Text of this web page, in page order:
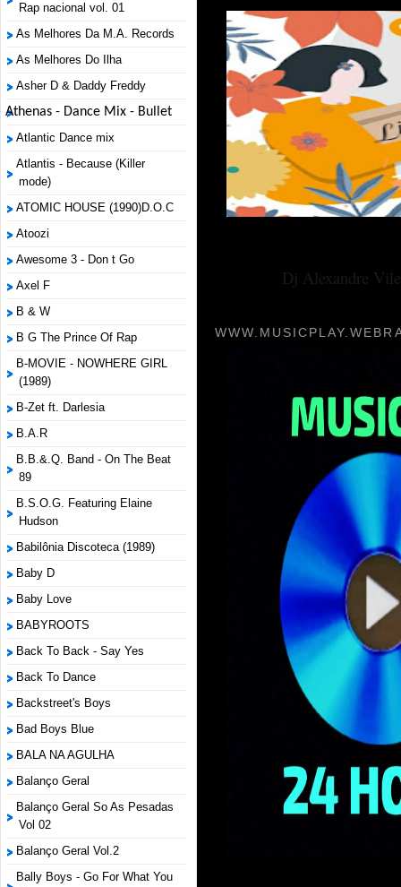
Rap nacional vol. 01
As Melhores Da M.A. Records
As Melhores Do Ilha
Asher D & Daddy Freddy
Athenas - Dance Mix - Bullet
Atlantic Dance mix
Atlantis - Because (Killer
mode)
ATOMIC HOUSE (1990)D.O.C
Atoozi
Awesome 3 - Don t Go
Axel F
B & W
B G The Prince Of Rap
B-MOVIE - NOWHERE GIRL
(1989)
B-Zet ft. Darlesia
B.A.R
B.B.&.Q. Band - On The Beat
89
B.S.O.G. Featuring Elaine
Hudson
Babilônia Discoteca (1989)
Baby D
Baby Love
BABYROOTS
Back To Back - Say Yes
Back To Dance
Backstreet's Boys
Bad Boys Blue
BALA NA AGULHA
Balanço Geral
Balanço Geral So As Pesadas
Vol 02
Balanço Geral Vol.2
Bally Boys - Go For What You
Dj Alexandre